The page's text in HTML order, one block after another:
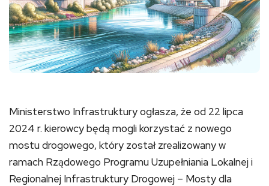
Ministerstwo Infrastruktury ogłasza, że od 22 lipca
2024 r. kierowcy będą mogli korzystać z nowego
mostu drogowego, który został zrealizowany w
ramach Rządowego Programu Uzupełniania Lokalnej i
Regionalnej Infrastruktury Drogowej – Mosty dla